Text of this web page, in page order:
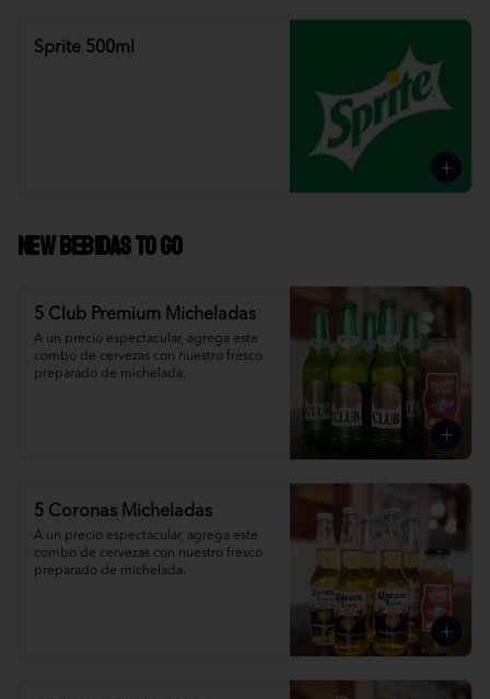
Sprite 500ml
NEW Bebidas To Go
5 Club Premium Micheladas
A un precio espectacular, agrega este
combo de cervezas con nuestro fresco
preparado de michelada.
5 Coronas Micheladas
A un precio espectacular, agrega este
combo de cervezas con nuestro fresco
preparado de michelada.